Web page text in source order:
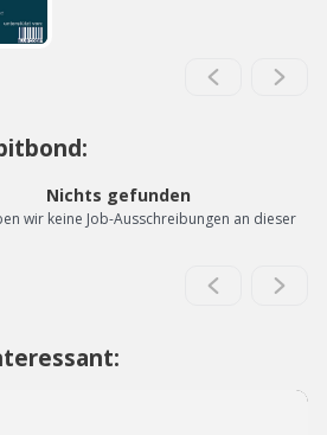
Nichts gefunden
wir keine Job-Ausschreibungen an dieser